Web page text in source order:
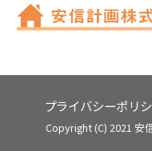
プライバシーポリ
Copyright (C) 2021 安